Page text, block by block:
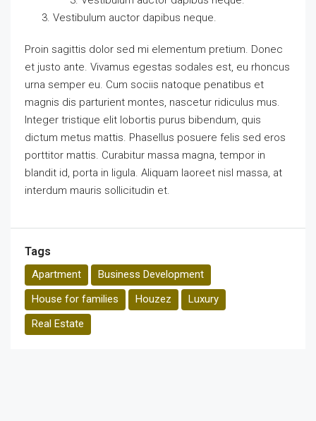
Vestibulum auctor dapibus neque.
Proin sagittis dolor sed mi elementum pretium. Donec
et justo ante. Vivamus egestas sodales est, eu rhoncus
urna semper eu. Cum sociis natoque penatibus et
magnis dis parturient montes, nascetur ridiculus mus.
Integer tristique elit lobortis purus bibendum, quis
dictum metus mattis. Phasellus posuere felis sed eros
porttitor mattis. Curabitur massa magna, tempor in
blandit id, porta in ligula. Aliquam laoreet nisl massa, at
interdum mauris sollicitudin et.
Tags
Apartment
Business Development
House for families
Houzez
Luxury
Real Estate